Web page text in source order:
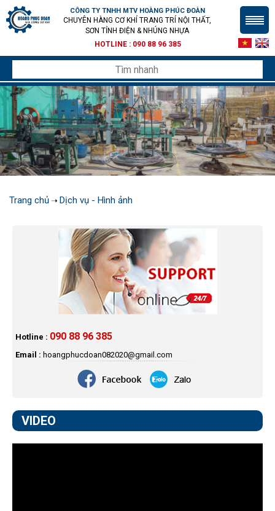
CÔNG TY TNHH MTV HOÀNG PHÚC ĐOÀN
CHUYÊN HÀNG CƠ KHÍ TRANG TRÍ NỘI THẤT,
SƠN TỈNH ĐIỆN & NHÚNG NHỰA
HOTLINE : 090 88 96 385
Trang chủ ➝ Dịch vụ - Hình ảnh
Hotline : 090 88 96 385
Email : hoangphucdoan082020@gmail.com
VIDEO